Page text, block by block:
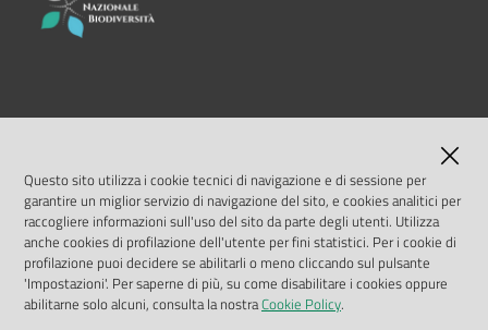
LINK UTILI
MASE
ISPRA
Geoportale Nazionale
Biocase
Questo sito utilizza i cookie tecnici di navigazione e di sessione per
garantire un miglior servizio di navigazione del sito, e cookies analitici per
raccogliere informazioni sull'uso del sito da parte degli utenti. Utilizza
anche cookies di profilazione dell'utente per fini statistici. Per i cookie di
profilazione puoi decidere se abilitarli o meno cliccando sul pulsante
'Impostazioni'. Per saperne di più, su come disabilitare i cookies oppure
abilitarne solo alcuni, consulta la nostraCookie Policy.